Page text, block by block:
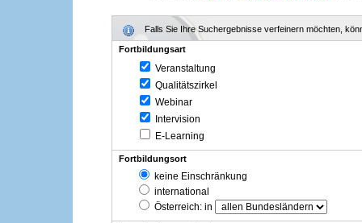
Falls Sie Ihre Suchergebnisse verfeinern möchten,
Fortbildungsart
Veranstaltung
Qualitätszirkel
Webinar
Intervision
E-Learning
Fortbildungsort
keine Einschränkung
international
Österreich: in